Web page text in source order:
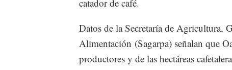
catador de café.
Datos de la Secretaría de Agricultura,
Alimentación (Sagarpa) señalan que
productores y de las hectáreas